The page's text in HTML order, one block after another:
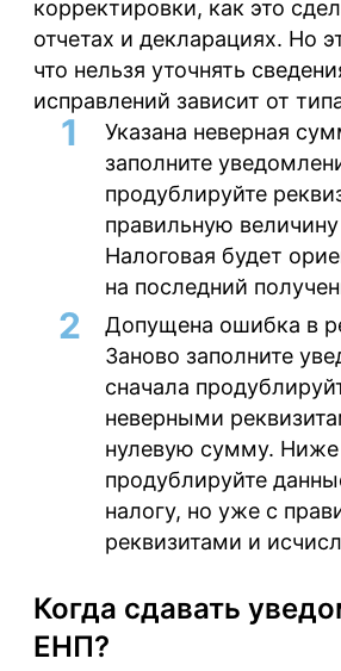
корректировки, как это
отчетах и декларациях. Но
что нельзя уточнять
исправлений зависит от
Указана неверная
заполните
продублируйте
правильную величину
Налоговая будет
на последний
Допущена ошибка в
Заново заполните
сначала
неверными
нулевую сумму.
продублируйте
налогу, но уже с
реквизитами и
Когда сдавать
ЕНП?